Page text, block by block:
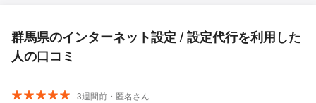
群馬県のインターネット設定 / 設定代行を利用した
人の口コミ
3週間前・匿名さん